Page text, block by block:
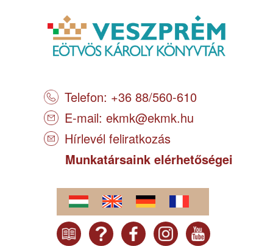
Telefon: +36 88/560-610
E-mail: ekmk@ekmk.hu
Hírlevél feliratkozás
Munkatársaink elérhetőségei